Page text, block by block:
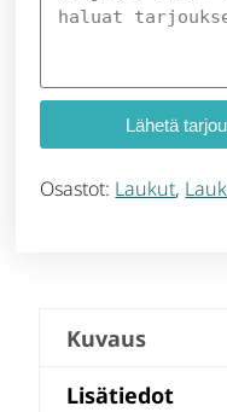
Lähetä
Osastot: Laukut,
Kuvaus
Lisätiedot